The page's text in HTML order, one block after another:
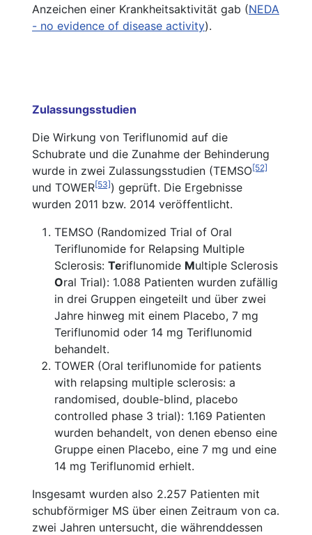
Anzeichen einer Krankheitsaktivität gab (NEDA
- no evidence of disease activity).
Zulassungsstudien
Die Wirkung von Teriflunomid auf die
Schubrate und die Zunahme der Behinderung
wurde in zwei Zulassungsstudien (TEMSO[52]
und TOWER[53]) geprüft. Die Ergebnisse
wurden 2011 bzw. 2014 veröffentlicht.
TEMSO (Randomized Trial of Oral
Teriflunomide for Relapsing Multiple
Sclerosis: Teriflunomide Multiple Sclerosis
Oral Trial): 1.088 Patienten wurden zufällig
in drei Gruppen eingeteilt und über zwei
Jahre hinweg mit einem Placebo, 7 mg
Teriflunomid oder 14 mg Teriflunomid
behandelt.
TOWER (Oral teriflunomide for patients
with relapsing multiple sclerosis: a
randomised, double-blind, placebo
controlled phase 3 trial): 1.169 Patienten
wurden behandelt, von denen ebenso eine
Gruppe einen Placebo, eine 7 mg und eine
14 mg Teriflunomid erhielt.
Insgesamt wurden also 2.257 Patienten mit
schubförmiger MS über einen Zeitraum von ca.
zwei Jahren untersucht, die währenddessen